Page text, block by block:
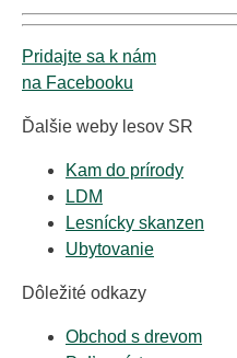
Pridajte sa k nám
na Facebooku
Ďalšie weby lesov SR
Kam do prírody
LDM
Lesnícky skanzen
Ubytovanie
Dôležité odkazy
Obchod s drevom